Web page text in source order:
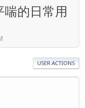
的日常用
USER ACTIONS